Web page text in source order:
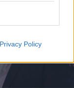
Privacy Policy